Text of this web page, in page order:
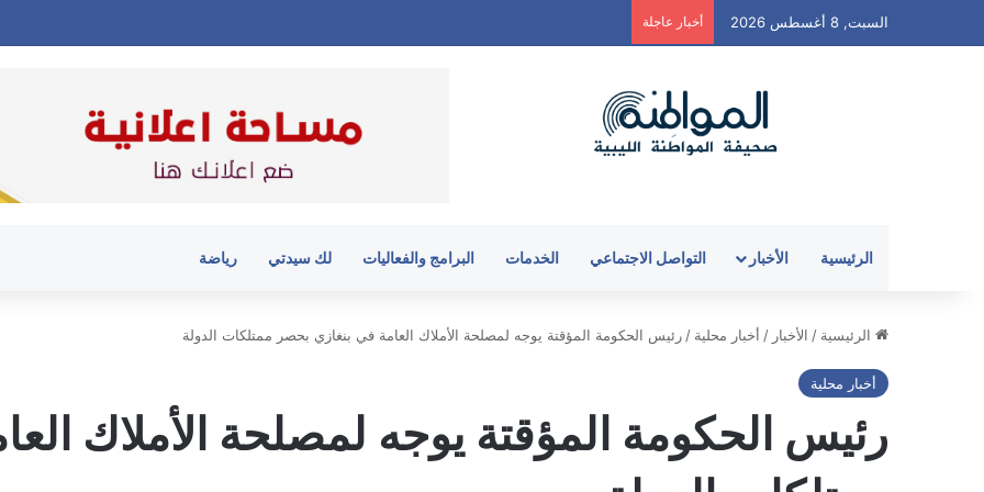
السبت, 8 أغسطس 2026 أخبار عاجلة
الرئيسية الأخبار التواصل الاجتماعي الخدمات البرامج والفعاليات لك سيدتي رياضة
الرئيسية / الأخبار / أخبار محلية / رئيس الحكومة المؤقتة يوجه لمصلحة الأملاك العامة في بنغازي بحصر ممتلكات الدولة
أخبار محلية
رئيس الحكومة المؤقتة يوجه لمصلحة الأملاك